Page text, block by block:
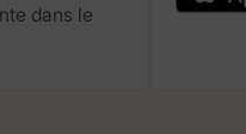
dans le